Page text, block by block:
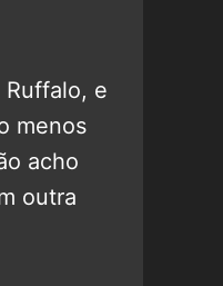
e
menos
acho
outra